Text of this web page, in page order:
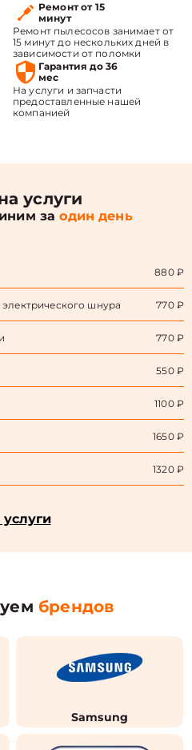
Ремонт от 15
минут
Ремонт пылесосов занимает от
15 минут до нескольких дней в
зависимости от поломки
Гарантия до 36
мес
На услуги и запчасти
предоставленные нашей
компанией
услуги
заодин день
880 ₽
шнура 770 ₽
770 ₽
550 ₽
1100 ₽
1650 ₽
1320 ₽
услуги
брендов
Samsung